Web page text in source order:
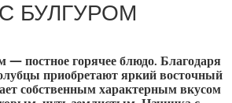
БУЛГУРОМ
— постное горячее блюдо. Благодаря
приобретают яркий восточный
собственным характерным вкусом